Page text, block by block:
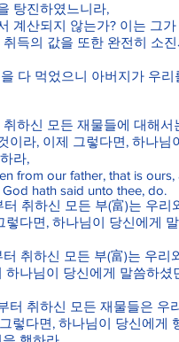
탕진하였느니라,
계산되지 않는가? 이는 그
득의 값을 또한 완전히 소
다 먹었으니 아버지가 우리
하신 모든 재물들에 대해서
이라, 이제 그렇다면, 하나님
라,
from our father, that is ours,
hath said unto thee, do.
취하신 모든 부(富)는 우리
다면, 하나님이 당신에게
취하신 모든 부(富)는 우리
하나님이 당신에게 말씀하셨
터 취하신 모든 재물들은 우
렇다면, 하나님이 당신에게